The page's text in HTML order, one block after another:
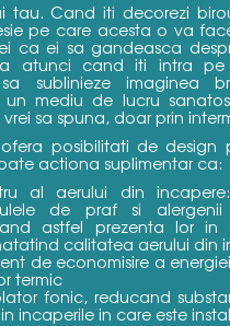
tau. Cand iti decorezi
pe care acesta o va
ca ei sa gandeasca
atunci cand iti intra pe
sa sublinieze imaginea
un mediu de lucru
sa spuna, doar prin
posibilitati de design
actiona suplimentar ca:
al aerului din
de praf si
astfel prezenta lor in
calitatea aerului din
de economisire a
termic
fonic, reducand
incaperile in care este